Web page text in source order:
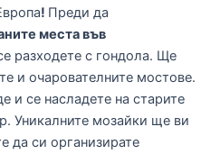
! Преди да
места във
разходете с гондола. Ще
и очарователните мостове.
и се насладете на старите
Уникалните мозайки ще ви
да си организирате